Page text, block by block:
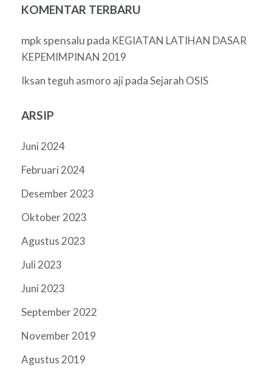
KOMENTAR TERBARU
mpk spensalu pada KEGIATAN LATIHAN DASAR
KEPEMIMPINAN 2019
Iksan teguh asmoro aji padaSejarah OSIS
ARSIP
Juni 2024
Februari 2024
Desember 2023
Oktober 2023
Agustus 2023
Juli 2023
Juni 2023
September 2022
November 2019
Agustus 2019